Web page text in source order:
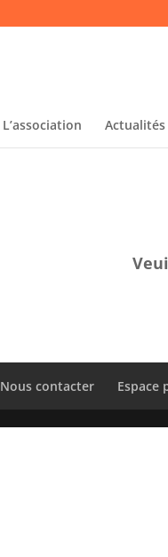
L’association Actualités
Nous contacter Espace